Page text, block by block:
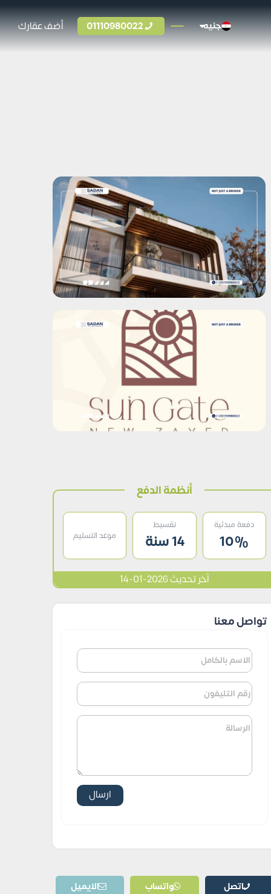
جنيه 01110980022 أضف عقارك
أنظمة الدفع
دفعة مبدئية
10%
تقسيط
14 سنة موعد التسليم
آخر تحديث 2026-01-14
تواصل معنا
اتصل واتساب الايميل